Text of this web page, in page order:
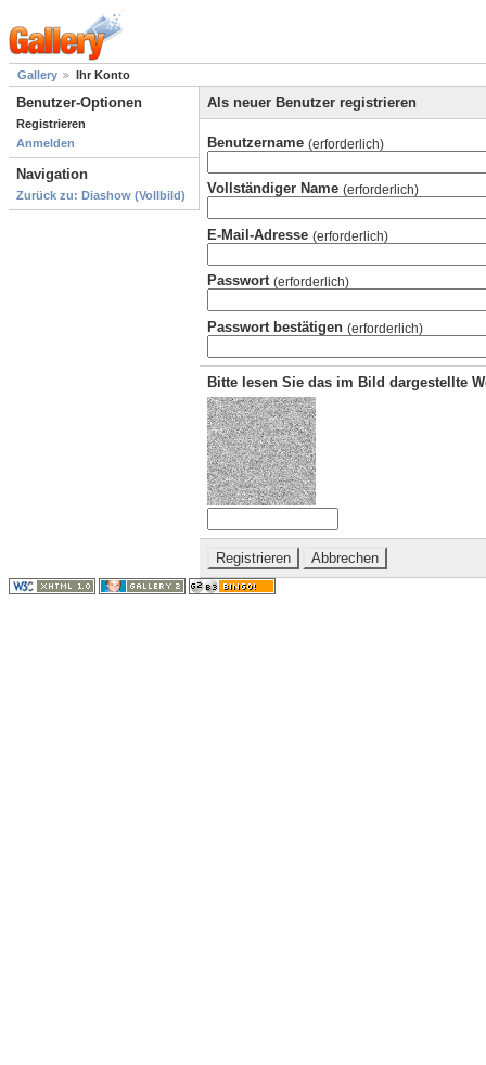
Gallery Ihr Konto
Benutzer-Optionen
Registrieren
Anmelden
Navigation
Zurück zu: Diashow (Vollbild)
Als neuer Benutzer registrieren
Benutzername (erforderlich)
Vollständiger Name (erforderlich)
E-Mail-Adresse (erforderlich)
Passwort (erforderlich)
Passwort bestätigen (erforderlich)
Bitte lesen Sie das im Bild dargestellte